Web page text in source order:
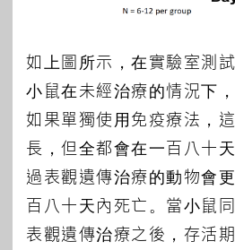
如上圖所示，在實驗室測
小鼠在未經治療的情況下
如果單獨使用免疫療法，
長，但全都會在一百八十
過表觀遺傳治療的動物會
百八十天內死亡。當小鼠
表觀遺傳治療之後，存活